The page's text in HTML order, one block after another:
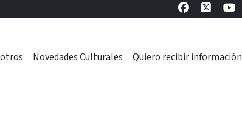
Novedades Culturales Quiero recibir información